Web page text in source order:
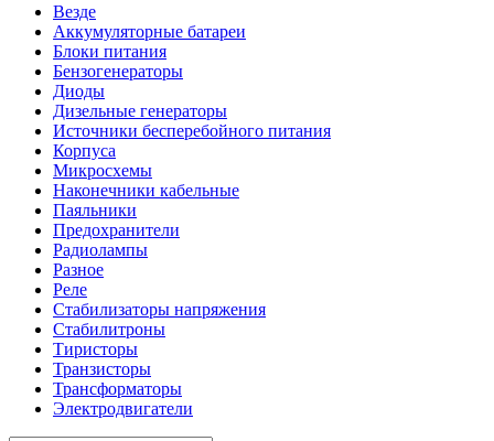
Везде
Аккумуляторные батареи
Блоки питания
Бензогенераторы
Диоды
Дизельные генераторы
Источники бесперебойного питания
Корпуса
Микросхемы
Наконечники кабельные
Паяльники
Предохранители
Радиолампы
Разное
Реле
Стабилизаторы напряжения
Стабилитроны
Тиристоры
Транзисторы
Трансформаторы
Электродвигатели